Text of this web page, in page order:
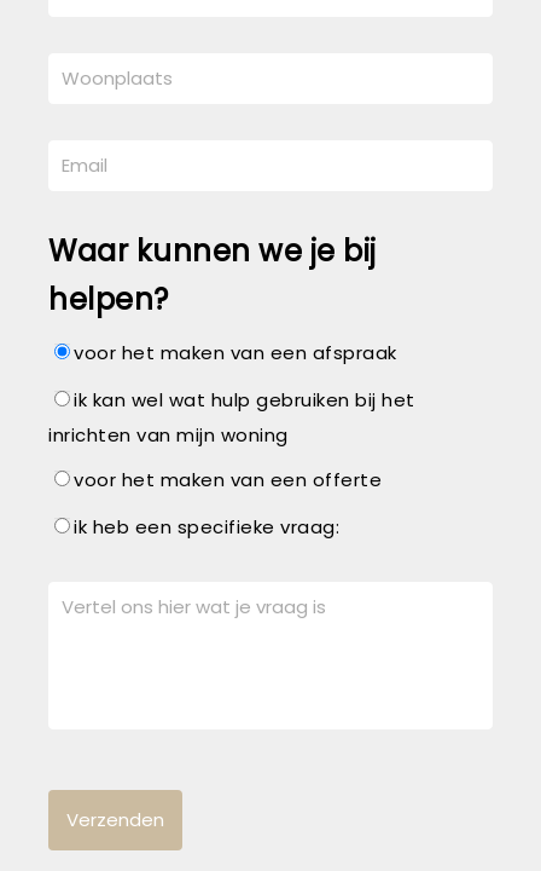
Waar kunnen we je bij
helpen?
voor het maken van een afspraak
ik kan wel wat hulp gebruiken bij het
inrichten van mijn woning
voor het maken van een offerte
ik heb een specifieke vraag: